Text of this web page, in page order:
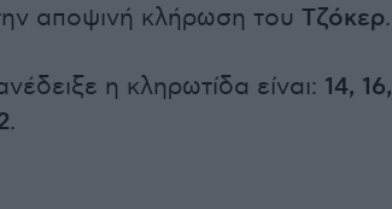
αποψινή κλήρωση του Τζόκερ.
η κληρωτίδα είναι: 14, 16,
.